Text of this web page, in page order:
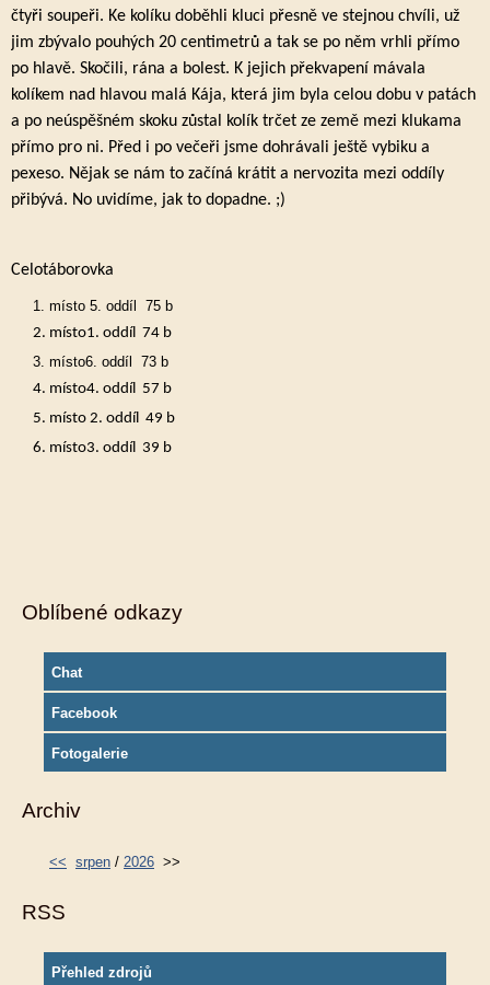
čtyři soupeři. Ke kolíku doběhli kluci přesně ve stejnou chvíli, už
jim zbývalo pouhých 20 centimetrů a tak se po něm vrhli přímo
po hlavě. Skočili, rána a bolest. K jejich překvapení mávala
kolíkem nad hlavou malá Kája, která jim byla celou dobu v patách
a po neúspěšném skoku zůstal kolík trčet ze země mezi klukama
přímo pro ni. Před i po večeři jsme dohrávali ještě vybiku a
pexeso. Nějak se nám to začíná krátit a nervozita mezi oddíly
přibývá. No uvidíme, jak to dopadne. ;)
Celotáborovka
místo 5. oddíl 75 b
místo1. oddíl 74 b
místo6. oddíl 73 b
místo4. oddíl 57 b
místo 2. oddíl 49 b
místo3. oddíl 39 b
Oblíbené odkazy
Chat
Facebook
Fotogalerie
Archiv
<< srpen / 2026 >>
RSS
Přehled zdrojů